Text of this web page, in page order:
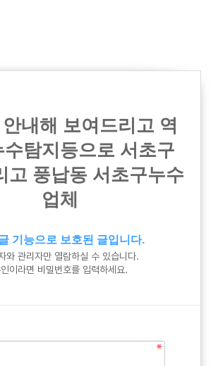
내해 보여드리고 역
수탐지등으로 서초구
고 풍납동 서초구누수
업체
기능으로 보호된 글입니다.
와 관리자만 열람하실 수 있습니다.
이라면 비밀번호를 입력하세요.